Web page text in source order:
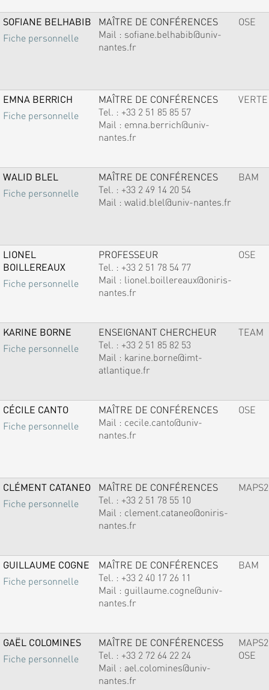
SOFIANE BELHABIB
Fiche personnelle
MAÎTRE DE CONFÉRENCES
Mail : sofiane.belhabib@univ-
nantes.fr
OSE
EMNA BERRICH
Fiche personnelle
MAÎTRE DE CONFÉRENCES
Tel. : +33 2 51 85 85 57
Mail : emna.berrich@univ-
nantes.fr
VERTE
WALID BLEL
Fiche personnelle
MAÎTRE DE CONFÉRENCES
Tel. : +33 2 49 14 20 54
Mail : walid.blel@univ-nantes.fr
BAM
LIONEL
BOILLEREAUX
Fiche personnelle
PROFESSEUR
Tel. : +33 2 51 78 54 77
Mail : lionel.boillereaux@oniris-
nantes.fr
OSE
KARINE BORNE
Fiche personnelle
ENSEIGNANT CHERCHEUR
Tel. : +33 2 51 85 82 53
Mail : karine.borne@imt-
atlantique.fr
TEAM
CÉCILE CANTO
Fiche personnelle
MAÎTRE DE CONFÉRENCES
Mail : cecile.canto@univ-
nantes.fr
OSE
CLÉMENT CATANEO
Fiche personnelle
MAÎTRE DE CONFÉRENCES
Tel. : +33 2 51 78 55 10
Mail : clement.cataneo@oniris-
nantes.fr
MAPS2
GUILLAUME COGNE
Fiche personnelle
MAÎTRE DE CONFÉRENCES
Tel. : +33 2 40 17 26 11
Mail : guillaume.cogne@univ-
nantes.fr
BAM
GAËL COLOMINES
Fiche personnelle
MAÎTRE DE CONFÉRENCESS
Tel. : +33 2 72 64 22 24
Mail : ael.colomines@univ-
nantes.fr
MAPS2
OSE